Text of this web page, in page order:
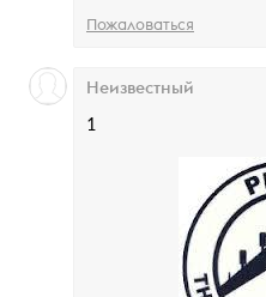
Пожаловаться
1
Неизвестный